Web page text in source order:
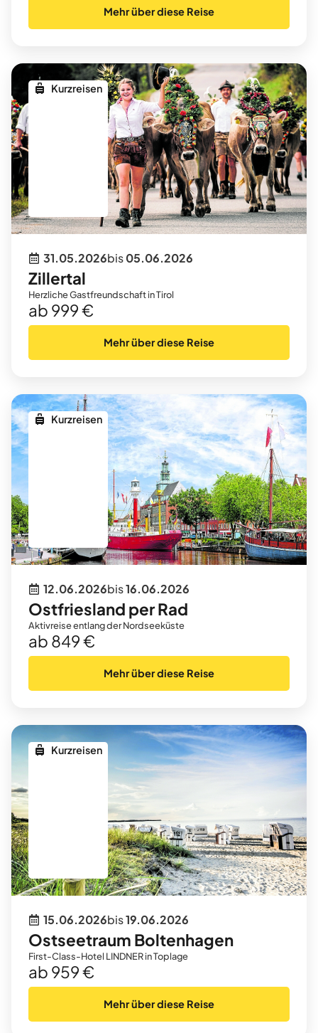
Mehr über diese Reise
Kurzreisen
31.05.2026bis05.06.2026
Zillertal
Herzliche Gastfreundschaft in Tirol
ab 999 €
Mehr über diese Reise
Kurzreisen
12.06.2026bis16.06.2026
Ostfriesland per Rad
Aktivreise entlang der Nordseeküste
ab 849 €
Mehr über diese Reise
Kurzreisen
15.06.2026bis19.06.2026
Ostseetraum Boltenhagen
First-Class-Hotel LINDNER in Toplage
ab 959 €
Mehr über diese Reise